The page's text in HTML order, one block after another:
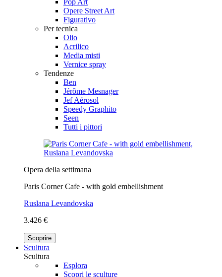
Opere Street Art
Figurativo
Per tecnica
Olio
Acrilico
Media misti
Vernice spray
Tendenze
Ben
Jérôme Mesnager
Jef Aérosol
Speedy Graphito
Seen
Tutti i pittori
Opera della settimana
Paris Corner Cafe - with gold embellishment
Ruslana Levandovska
3.426 €
Scoprire
Scultura
Scultura
Esplora
Scopri le sculture